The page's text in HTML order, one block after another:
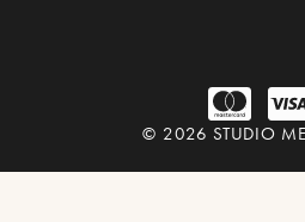
© 2026 STUDIO